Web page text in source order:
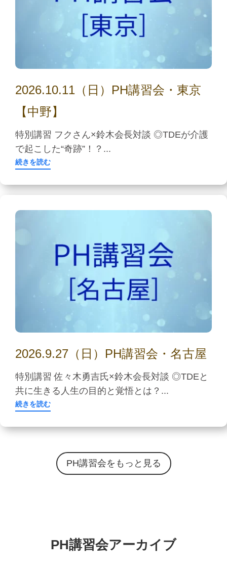
2026.10.11（日）PH講習会・東京
【中野】
特別講習 フクさん×鈴木会長対談 ◎TDEが介護
で起こした“奇跡”！？...
続きを読む
2026.9.27（日）PH講習会・名古屋
特別講習 佐々木勇吉氏×鈴木会長対談 ◎TDEと
共に生きる人生の目的と覚悟とは？...
続きを読む
PH講習会をもっと見る
PH講習会アーカイブ